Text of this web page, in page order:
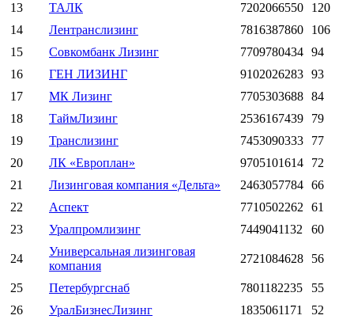
13
ТАЛК 7202066550
120
14
Лентранслизинг 7816387860
106
15
Совкомбанк Лизинг 7709780434 94
16
ГЕН ЛИЗИНГ 9102026283 93
17
МК Лизинг 7705303688 84
18
ТаймЛизинг 2536167439
79
19
Транслизинг 7453090333
77
20
ЛК «Европлан» 9705101614
72
21
Лизинговая компания «Дельта» 2463057784 66
22
Аспект 7710502262 61
23
Уралпромлизинг 7449041132 60
24
Универсальная лизинговая
компания
2721084628 56
25 Петербургснаб 7801182235
55
26
УралБизнесЛизинг 1835061171
52